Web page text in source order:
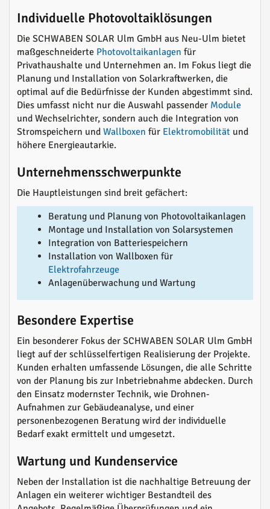
Individuelle Photovoltaiklösungen
Die SCHWABEN SOLAR Ulm GmbH aus Neu-Ulm bietet
maßgeschneiderte Photovoltaikanlagen für
Privathaushalte und Unternehmen an. Im Fokus liegt die
Planung und Installation von Solarkraftwerken, die
optimal auf die Bedürfnisse der Kunden abgestimmt sind.
Dies umfasst nicht nur die Auswahl passender Module
und Wechselrichter, sondern auch die Integration von
Stromspeichern und Wallboxen für Elektromobilität und
höhere Energieautarkie.
Unternehmensschwerpunkte
Die Hauptleistungen sind breit gefächert:
Beratung und Planung von Photovoltaikanlagen
Montage und Installation von Solarsystemen
Integration von Batteriespeichern
Installation von Wallboxen für
Elektrofahrzeuge
Anlagenüberwachung und Wartung
Besondere Expertise
Ein besonderer Fokus der SCHWABEN SOLAR Ulm GmbH
liegt auf der schlüsselfertigen Realisierung der Projekte.
Kunden erhalten umfassende Lösungen, die alle Schritte
von der Planung bis zur Inbetriebnahme abdecken. Durch
den Einsatz modernster Technik, wie Drohnen-
Aufnahmen zur Gebäudeanalyse, und einer
personenbezogenen Beratung wird der individuelle
Bedarf exakt ermittelt und umgesetzt.
Wartung und Kundenservice
Neben der Installation ist die nachhaltige Betreuung der
Anlagen ein weiterer wichtiger Bestandteil des